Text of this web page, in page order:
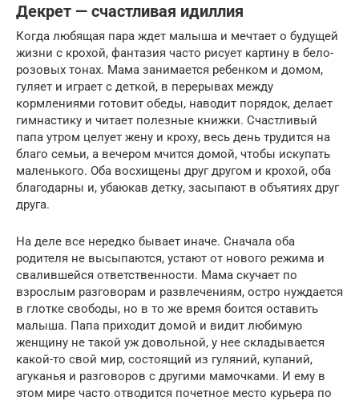
Декрет — счастливая идиллия
Когда любящая пара ждет малыша и мечтает о будущей
жизни с крохой, фантазия часто рисует картину в бело-
розовых тонах. Мама занимается ребенком и домом,
гуляет и играет с деткой, в перерывах между
кормлениями готовит обеды, наводит порядок, делает
гимнастику и читает полезные книжки. Счастливый
папа утром целует жену и кроху, весь день трудится на
благо семьи, а вечером мчится домой, чтобы искупать
маленького. Оба восхищены друг другом и крохой, оба
благодарны и, убаюкав детку, засыпают в объятиях друг
друга.
На деле все нередко бывает иначе. Сначала оба
родителя не высыпаются, устают от нового режима и
свалившейся ответственности. Мама скучает по
взрослым разговорам и развлечениям, остро нуждается
в глотке свободы, но в то же время боится оставить
малыша. Папа приходит домой и видит любимую
женщину не такой уж довольной, у нее складывается
какой-то свой мир, состоящий из гуляний, купаний,
агуканья и разговоров с другими мамочками. И ему в
этом мире часто отводится почетное место курьера по